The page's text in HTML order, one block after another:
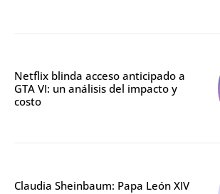
Netflix blinda acceso anticipado a
GTA VI: un análisis del impacto y
costo
Claudia Sheinbaum: Papa León XIV